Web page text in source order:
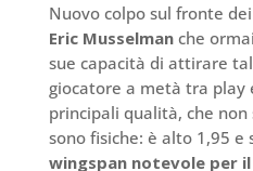
Nuovo colpo sul fronte
Eric Musselmanche
sue capacità di attirare
giocatore a metà tra play
principali qualità, che non
sono fisiche: è alto 1,95
wingspan notevole per